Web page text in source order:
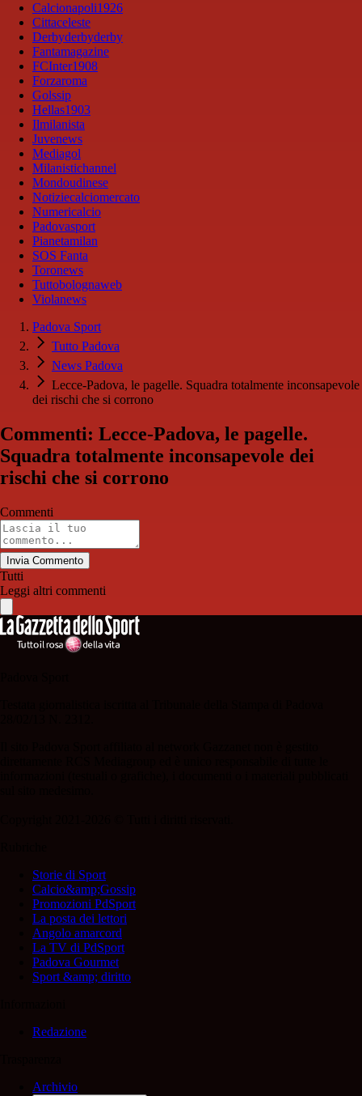
Calcionapoli1926
Cittaceleste
Derbyderbyderby
Fantamagazine
FCInter1908
Forzaroma
Golssip
Hellas1903
Ilmilanista
Juvenews
Mediagol
Milanistichannel
Mondoudinese
Notiziecalciomercato
Numericalcio
Padovasport
Pianetamilan
SOS Fanta
Toronews
Tuttobolognaweb
Violanews
Padova Sport
Tutto Padova
News Padova
Lecce-Padova, le pagelle. Squadra totalmente inconsapevole
dei rischi che si corrono
Commenti: Lecce-Padova, le pagelle.
Squadra totalmente inconsapevole dei
rischi che si corrono
Commenti
Invia Commento
Tutti
Leggi altri commenti
Storie di Sport
Calcio&amp;Gossip
Promozioni PdSport
La posta dei lettori
Angolo amarcord
La TV di PdSport
Padova Gourmet
Sport &amp; diritto
Redazione
Archivio